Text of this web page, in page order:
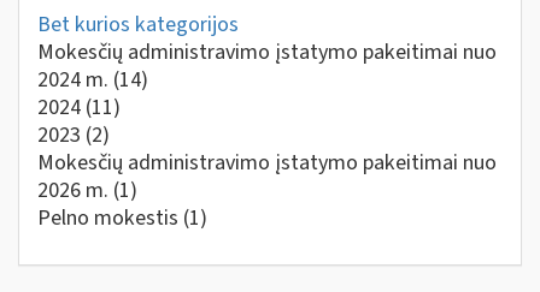
Bet kurios kategorijos
Mokesčių administravimo įstatymo pakeitimai nuo
2024 m. (14)
2024 (11)
2023 (2)
Mokesčių administravimo įstatymo pakeitimai nuo
2026 m. (1)
Pelno mokestis (1)